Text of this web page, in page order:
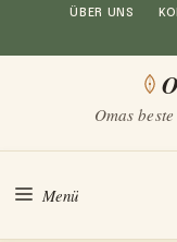
Inhalt
ÜBER UNS
Omas
Menü